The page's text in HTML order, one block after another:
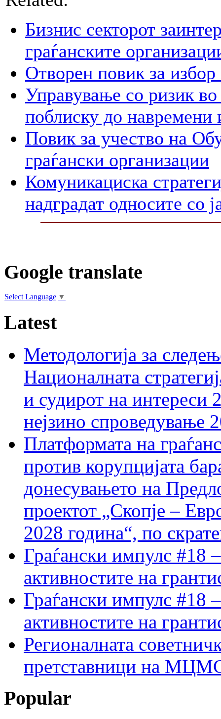
Бизнис секторот
граѓанските
Отворен повик за избор
Управување со ризик
поблиску до навремени
Повик за учество на
граѓански организации
Комуникациска
надградат односите со
Google translate
Select Language ▼
Latest
Методологија за
Националната
и судирот на интереси
нејзино спроведување
Платформата на
против корупцијата
донесувањето на
проектот „Скопје –
2028 година“, по
Граѓански импулс #18
активностите на
Граѓански импулс #18
активностите на
Регионалната
претставници на МЦМС
Popular